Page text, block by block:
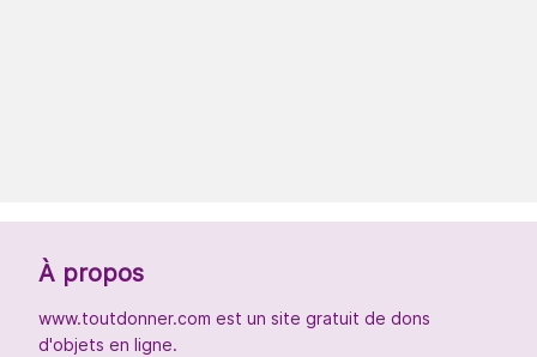
À propos
www.toutdonner.com est un site gratuit de dons
d'objets en ligne.